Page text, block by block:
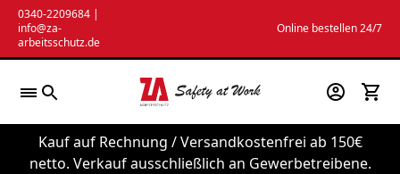
Zum
Inhalt
springen
0340-2209684 |
info@za-
arbeitsschutz.de
Online bestellen 24/7
Kauf auf Rechnung / Versandkostenfrei ab 150€
netto. Verkauf ausschließlich an Gewerbetreibene.